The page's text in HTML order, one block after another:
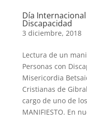
Día
Discapacidad
3 diciembre, 2018
Lectura de un
Personas con
Misericordia
Cristianas de
cargo de uno de
MANIFIESTO. En